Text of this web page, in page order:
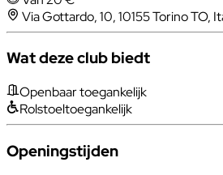
Via Gottardo, 10, 10155 Torino TO,
Wat deze club biedt
Openbaar toegankelijk
Rolstoeltoegankelijk
Openingstijden